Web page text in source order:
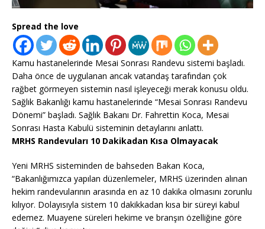
Spread the love
Kamu hastanelerinde Mesai Sonrası Randevu sistemi başladı.
Daha önce de uygulanan ancak vatandaş tarafından çok
rağbet görmeyen sistemin nasıl işleyeceği merak konusu oldu.
Sağlık Bakanlığı kamu hastanelerinde “Mesai Sonrası Randevu
Dönemi” başladı. Sağlık Bakanı Dr. Fahrettin Koca, Mesai
Sonrası Hasta Kabulü sisteminin detaylarını anlattı.
MRHS Randevuları 10 Dakikadan Kısa Olmayacak
Yeni MRHS sisteminden de bahseden Bakan Koca,
“Bakanlığımızca yapılan düzenlemeler, MRHS üzerinden alınan
hekim randevularının arasında en az 10 dakika olmasını zorunlu
kılıyor. Dolayısıyla sistem 10 dakikkadan kısa bir süreyi kabul
edemez. Muayene süreleri hekime ve branşın özelliğine göre